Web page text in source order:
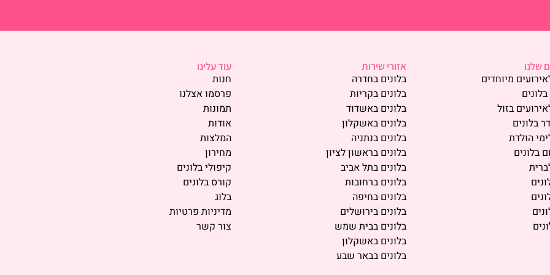
שלנו
מיוחדים
בזול
בלונים
הולדת
בלונים
אזורי שירות
בלונים בחדרה
בלונים בקריות
בלונים באשדוד
בלונים באשקלון
בלונים בנתניה
בלונים בראשון לציון
בלונים בתל אביב
בלונים ברחובות
בלונים בחיפה
בלונים בירושלים
בלונים בבית שמש
בלונים באשקלון
בלונים בבאר שבע
עוד עלינו
חנות
פרסמו אצלנו
תמונות
אודות
המלצות
מחירון
קיפולי בלונים
קורס בלונים
בלוג
מדיניות פרטיות
צור קשר